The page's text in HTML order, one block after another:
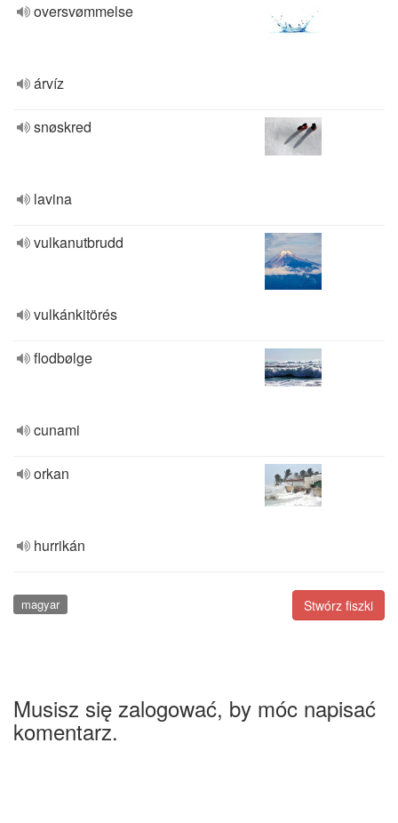
oversvømmelse
árvíz
snøskred
lavina
vulkanutbrudd
vulkánkitörés
flodbølge
cunami
orkan
hurrikán
Stwórz fiszki
magyar
Musisz się zalogować, by móc napisać
komentarz.